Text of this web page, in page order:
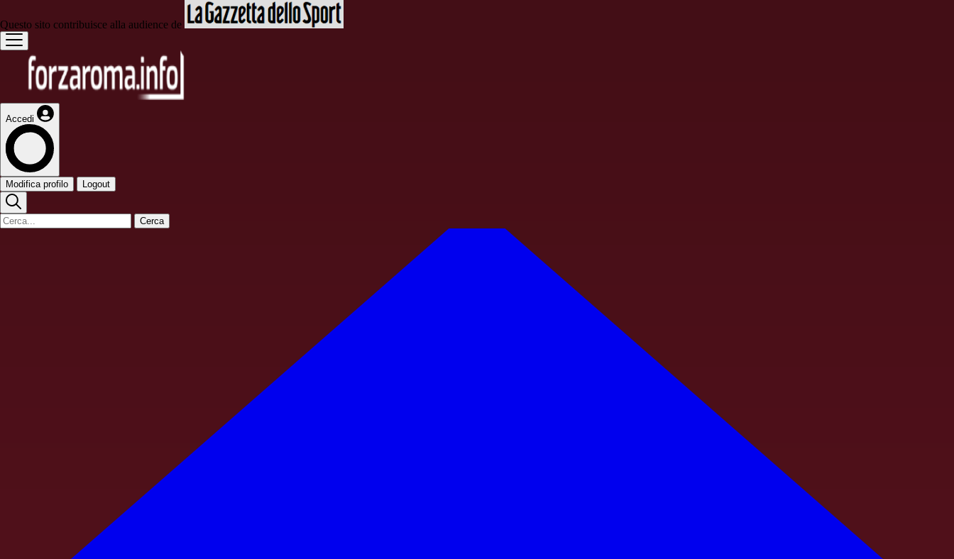
Questo sito contribuisce alla audience de
Accedi
Modifica profilo Logout
Cerca